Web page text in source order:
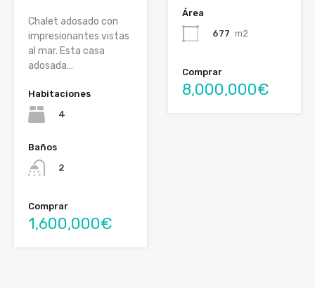
Chalet adosado con
impresionantes vistas
al mar. Esta casa
adosada…
Habitaciones
4
Baños
2
Comprar
1,600,000€
Área
677 m2
Comprar
8,000,000€